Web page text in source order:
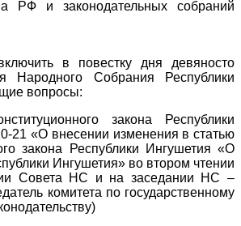
РФ и законодательных собраний
в повестку дня девяносто
Народного Собрания Республики
вопросы:
закона Республики
21 «О внесении изменения в статью
закона Республики Ингушетия «О
Ингушетия» во втором чтении
Совета НС и на заседании НС –
комитета по государственному